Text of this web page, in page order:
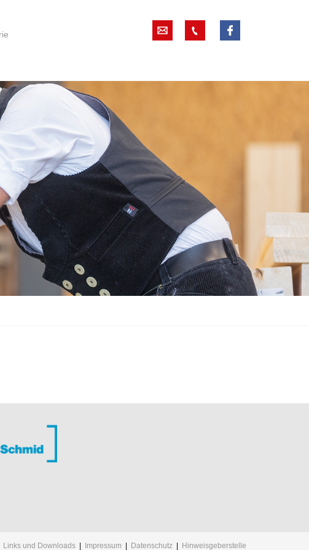
Links und Downloads | Impressum | Datenschutz | Hinweisgeberstelle